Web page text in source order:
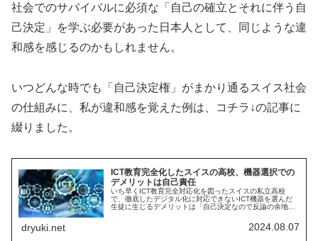
社会でのサバイバルに必須な「自己の確立とそれに伴う自
己決定」を学ぶ必要があった日本人として、同じような違
和感を感じるのかもしれません。
いつどんな時でも「自己決定権」がまかり通るスイス社会
の仕組みに、私が違和感を覚えた例は、コチラ↓の記事に
綴りました。
ICT教育完全化したスイスの高校、機器選択での
デメリットは自己責任
いち早くICT教育完全対応化を図ったスイスの私立高校
で、徹底したデジタル化に対応できないICT機器を選んだ
生徒に生じるデメリットは「自己決定なので反論の余地な
dryuki.net 2024.08.07